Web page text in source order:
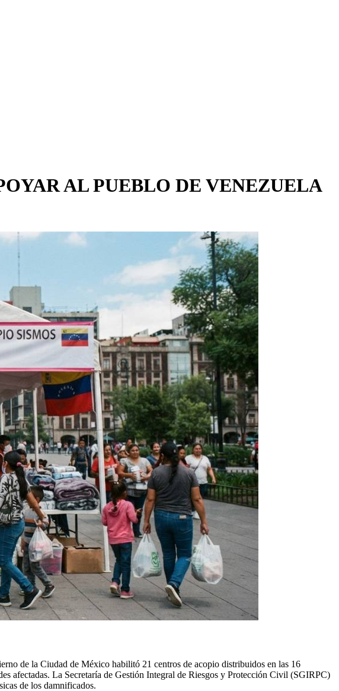
AL PUEBLO DE VENEZUELA
de la Ciudad de México habilitó 21 centros de acopio distribuidos en las 16
afectadas. La Secretaría de Gestión Integral de Riesgos y Protección Civil (SGIRPC)
de los damnificados.